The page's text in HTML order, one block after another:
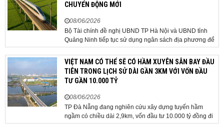
CHUYỂN ĐỘNG MỚI
08/06/2026
Bộ Tài chính đề nghị UBND TP Hà Nội và UBND tỉnh
Quảng Ninh tiếp tục sử dụng ngân sách địa phương để
thực hiện công tác giải phóng mặt bằng đối với phần
tuyến đi qua địa bàn hai địa phương, bảo đảm tiến độ
triển khai. Bộ Tài chính vừa có công văn...
VIỆT NAM CÓ THỂ SẼ CÓ HẦM XUYÊN SÂN BAY ĐẦU
TIÊN TRONG LỊCH SỬ DÀI GẦN 3KM VỚI VỐN ĐẦU
TƯ GẦN 10.000 TỶ
08/06/2026
TP Đà Nẵng đang nghiên cứu xây dựng tuyến hầm
ngầm có chiều dài 2,9km, vốn đầu tư 10.000 tỷ đồng đi
qua sân bay quốc tế. TP Đà Nẵng đang nghiên cứu một